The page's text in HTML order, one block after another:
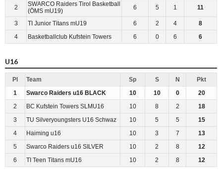
2
SWARCO Raiders Tirol Basketball
(ÖMS mU19)
6 5 1 11
3 TI Junior Titans mU19 6 2 4
8
4
Basketballclub Kufstein Towers 6 0 6 6
U16
Pl Team Sp S N
Pkt
1
Swarco Raiders u16 BLACK 10 10 0
20
2
BC Kufstein Towers SLMU16 10 8 2
18
3
TU Silveryoungsters U16 Schwaz 10 5 5
15
4
Haiming u16 10 3 7
13
5
Swarco Raiders u16 SILVER 10 2 8
12
6
TI Teen Titans mU16 10 2 8 12